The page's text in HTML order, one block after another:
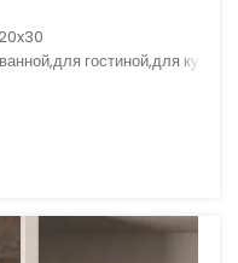
гостиной,для кухни